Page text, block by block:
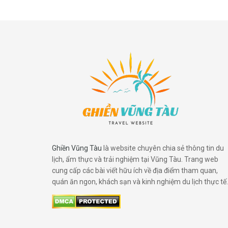
Ghiền Vũng Tàu là website chuyên chia sẻ thông tin du
lịch, ẩm thực và trải nghiệm tại Vũng Tàu. Trang web
cung cấp các bài viết hữu ích về địa điểm tham quan,
quán ăn ngon, khách sạn và kinh nghiệm du lịch thực tế.